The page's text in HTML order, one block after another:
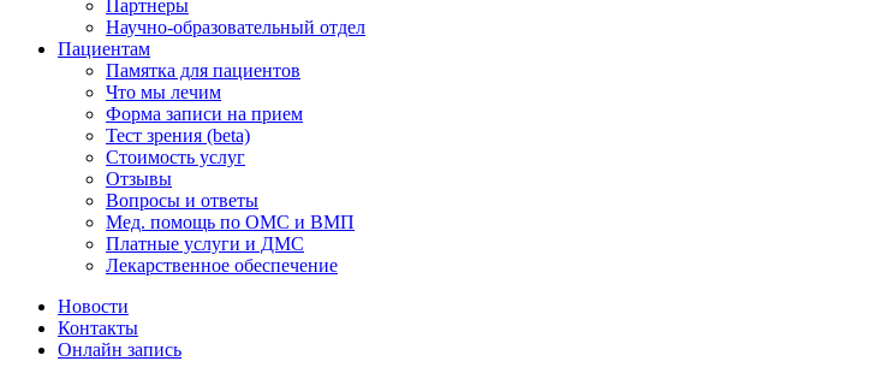
Партнеры
Научно-образовательный отдел
Пациентам
Памятка для пациентов
Что мы лечим
Форма записи на прием
Тест зрения (beta)
Стоимость услуг
Отзывы
Вопросы и ответы
Мед. помощь по ОМС и ВМП
Платные услуги и ДМС
Лекарственное обеспечение
Новости
Контакты
Онлайн запись